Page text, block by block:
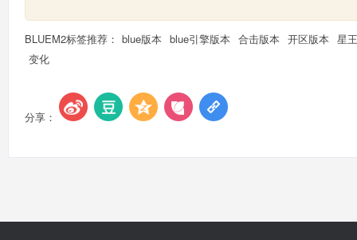
BLUEM2标签推荐： blue版本 blue引擎版本 合击版本 开区版本 星
变化
分享：